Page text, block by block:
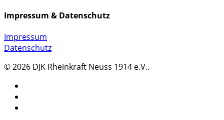
Impressum & Datenschutz
Impressum
Datenschutz
© 2026 DJK Rheinkraft Neuss 1914 e.V..